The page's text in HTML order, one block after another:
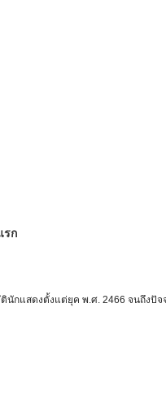
รก
นักแสดงตั้งแต่ยุค พ.ศ. 2466 จนถึงปั